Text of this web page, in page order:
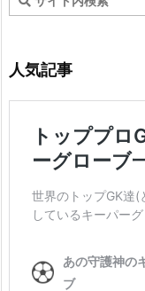
人気記事